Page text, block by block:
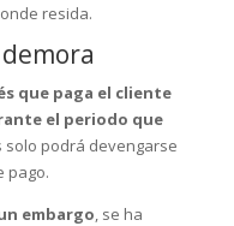
resida.
que paga el cliente
el periodo que
solo podrá devengarse
pago.
embargo , se ha